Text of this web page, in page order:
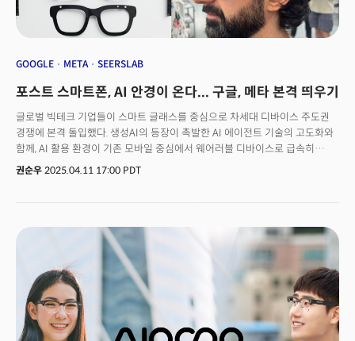
GOOGLE META SEERSLAB
포스트 스마트폰, AI 안경이 온다... 구글, 메타 본격 띄우기
글로벌 빅테크 기업들이 스마트 글래스를 중심으로 차세대 디바이스 주도권
경쟁에 본격 돌입했다. 생성AI의 등장이 촉발한 AI 에이전트 기술의 고도화와
함께, AI 활용 환경이 기존 모바일 중심에서 웨어러블 디바이스로 급속히
전환되고 있는 양상이다. 이러한 흐름 속에서 스마트 안경(스마트 글래스)는
캐나다 벤쿠버에서 열린 TED 컨퍼런스에서 안드로이드 확장현실(XR)
글래스를 선보였다. 10일(현지시간) 악시오스에 따르면 구글은 제미나이 AI
어시스턴트를 탑재한 AI 안경 프로토타입과 애플 비전프로와 유사한 형태의
혼합현실(MR) 헤드셋을 공개했다. 이날 샤흐람 이자디(Shahram Izadi) 구글
AR 부문 부사장이은 페르시아어를 영어로 실시간 번역하거나, 책을
스캔하면서 다양한 작업을 수행하는 모습을 보여줬다. 이자디 부사장은
"휴대전화와 연동되며 화면을 스트리밍할 수도 있다"며 "가벼우면서도 모든
권순우 2025.04.11 17:00 PDT